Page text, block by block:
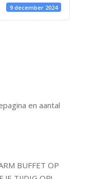
9 december 2024
en aantal
BUFFET OP